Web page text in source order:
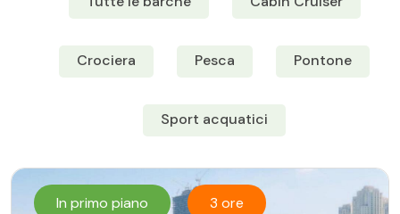
Crociera Pesca Pontone
Sport acquatici
In primo piano 3 ore